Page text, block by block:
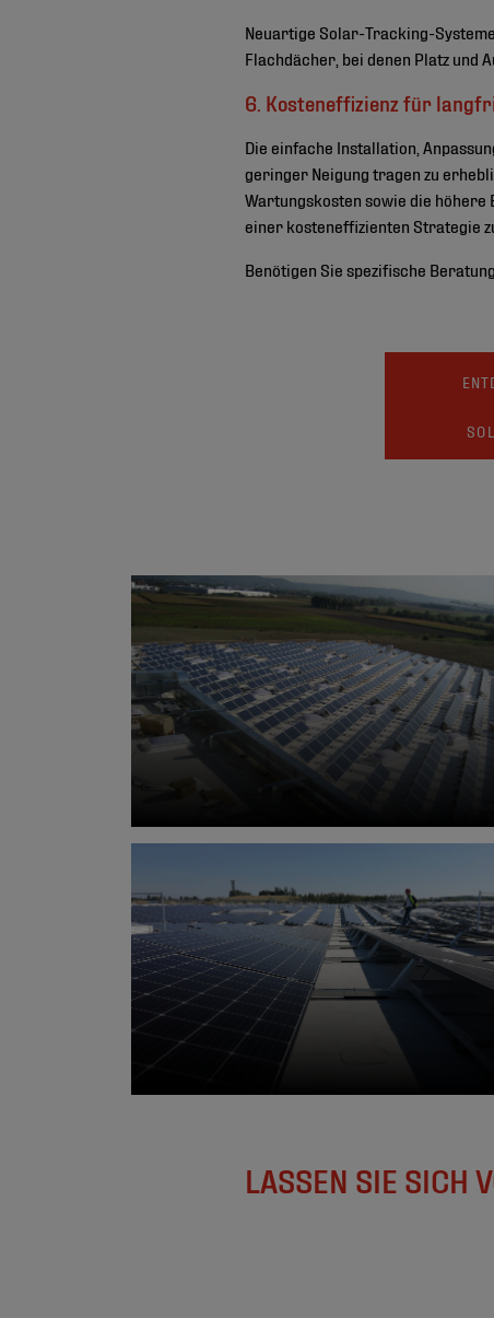
Neuartige Solar-Tracking-
Flachdächer, bei denen Platz und
6. Kosteneffizienz für
Die einfache Installation,
geringer Neigung tragen zu
Wartungskosten sowie die
einer kosteneffizienten Strategie
Benötigen Sie spezifische
LASSEN SIE SICH